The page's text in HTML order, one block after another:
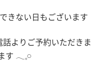
きない日もございます
よりご予約いただきま
す 𓂃𓈒𓏸